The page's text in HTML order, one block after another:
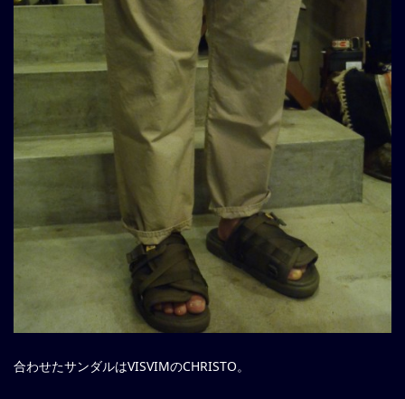
合わせたサンダルはVISVIMのCHRISTO。